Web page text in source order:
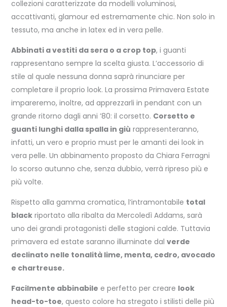
collezioni caratterizzate da modelli voluminosi,
accattivanti, glamour ed estremamente chic. Non solo in
tessuto, ma anche in latex ed in vera pelle.
Abbinati a vestiti da sera o a crop top, i guanti
rappresentano sempre la scelta giusta. L’accessorio di
stile al quale nessuna donna saprà rinunciare per
completare il proprio look. La prossima Primavera Estate
impareremo, inoltre, ad apprezzarli in pendant con un
grande ritorno dagli anni ’80: il corsetto. Corsetto e
guanti lunghi dalla spalla in giù rappresenteranno,
infatti, un vero e proprio must per le amanti dei look in
vera pelle. Un abbinamento proposto da Chiara Ferragni
lo scorso autunno che, senza dubbio, verrà ripreso più e
più volte.
Rispetto alla gamma cromatica, l‘intramontabile total
blackriportato alla ribalta da Mercoledì Addams, sarà
uno dei grandi protagonisti delle stagioni calde. Tuttavia
primavera ed estate saranno illuminate dal verde
declinato nelle tonalità lime, menta, cedro, avocado
e chartreuse.
Facilmente abbinabile e perfetto per creare look
head-to-toe, questo colore ha stregato i stilisti delle più